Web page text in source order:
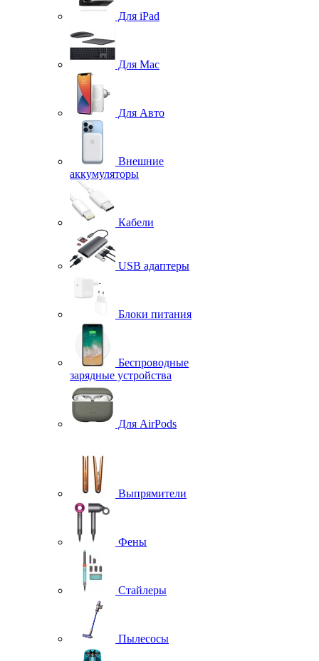
Для iPad
Для Mac
Для Авто
Внешние
аккумуляторы
Кабели
USB адаптеры
Блоки питания
Беспроводные
зарядные устройства
Для AirPods
Выпрямители
Фены
Стайлеры
Пылесосы